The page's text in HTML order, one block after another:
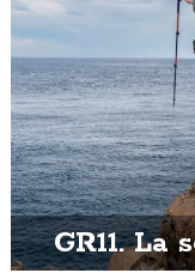
GR11.